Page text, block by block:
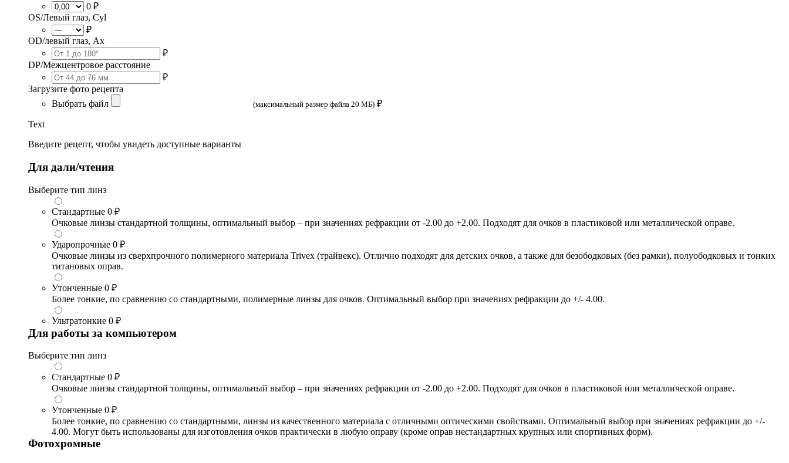
0 ₽
OS/Левый глаз, Cyl
₽
OD/левый глаз, Ax
₽
DP/Межцентровое расстояние
₽
Загрузите фото рецепта
Выбрать файл
(максимальный размер файла 20 МБ) ₽
Text
Введите рецепт, чтобы увидеть доступные варианты
Для дали/чтения
Выберите тип линз
Стандартные 0 ₽
Очковые линзы стандартной толщины, оптимальный выбор – при значениях рефракции от -2.00 до +2.00. Подходят для очков в пластиковой или металлической оправе.
Ударопрочные 0 ₽
Очковые линзы из сверхпрочного полимерного материала Trivex (трайвекс). Отлично подходят для детских очков, а также для безободковых (без рамки), полуободковых и тонких
титановых оправ.
Утонченные 0 ₽
Более тонкие, по сравнению со стандартными, полимерные линзы для очков. Оптимальный выбор при значениях рефракции до +/- 4.00.
Ультратонкие 0 ₽
Для работы за компьютером
Выберите тип линз
Стандартные 0 ₽
Очковые линзы стандартной толщины, оптимальный выбор – при значениях рефракции от -2.00 до +2.00. Подходят для очков в пластиковой или металлической оправе.
Утонченные 0 ₽
Более тонкие, по сравнению со стандартными, линзы из качественного материала с отличными оптическими свойствами. Оптимальный выбор при значениях рефракции до +/-
4.00. Могут быть использованы для изготовления очков практически в любую оправу (кроме оправ нестандартных крупных или спортивных форм).
Фотохромные